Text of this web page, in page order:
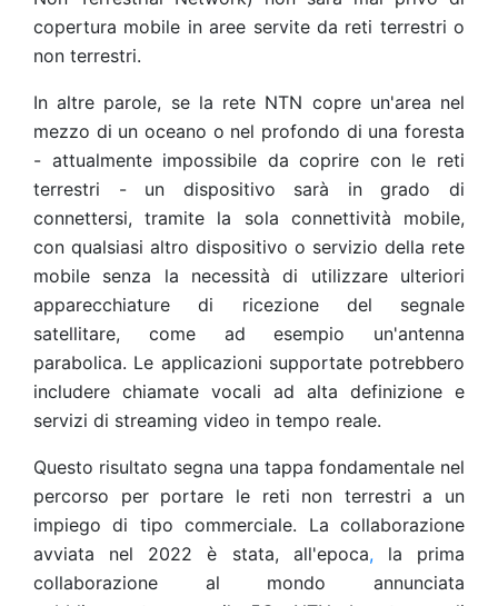
copertura mobile in aree servite da reti terrestri o
non terrestri.
In altre parole, se la rete NTN copre un'area nel
mezzo di un oceano o nel profondo di una foresta
- attualmente impossibile da coprire con le reti
terrestri - un dispositivo sarà in grado di
connettersi, tramite la sola connettività mobile,
con qualsiasi altro dispositivo o servizio della rete
mobile senza la necessità di utilizzare ulteriori
apparecchiature di ricezione del segnale
satellitare, come ad esempio un'antenna
parabolica. Le applicazioni supportate potrebbero
includere chiamate vocali ad alta definizione e
servizi di streaming video in tempo reale.
Questo risultato segna una tappa fondamentale nel
percorso per portare le reti non terrestri a un
impiego di tipo commerciale. La collaborazione
avviata nel 2022 è stata, all'epoca, la prima
collaborazione al mondo annunciata